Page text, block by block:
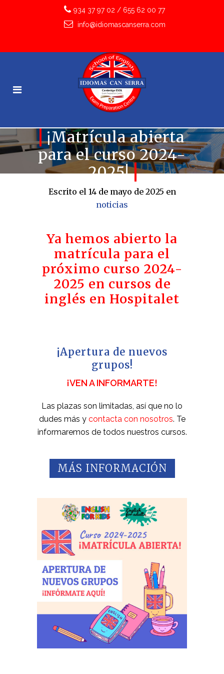
934 37 97 02 / 655 62 00 77
info@idiomascanserra.com
¡Matrícula abierta
para el curso 2024-
2025!
Escrito el 14 de mayo de 2025 en
noticias
Ya hemos abierto la
matrícula para el
próximo curso 2024-
2025 en cursos de
inglés en Hospitalet
¡Apertura de nuevos
grupos!
¡VEN A INFORMARTE!
Las plazas son limitadas, así que no lo
dudes más y contacta con nosotros. Te
informaremos de todos nuestros cursos.
MÁS INFORMACIÓN